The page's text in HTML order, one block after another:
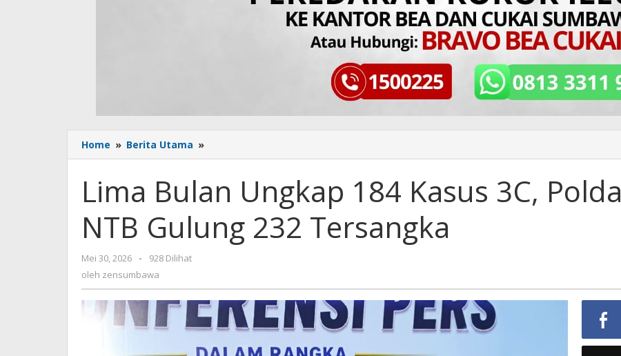
Home » Berita Utama »
Bulan
184
Kasus
Polda
Tersangka
Lima Bulan Ungkap 184 Kasus 3C, Polda
NTB Gulung 232 Tersangka
Mei 30, 2026
oleh
zensumbawa
-
928 Dilihat
oleh zensumbawa